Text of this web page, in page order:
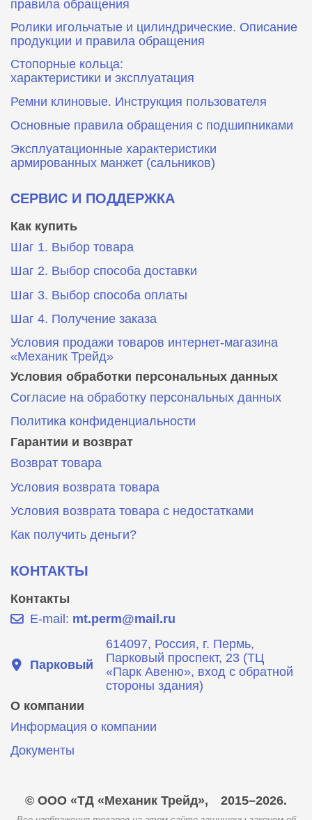
правила обращения
Ролики игольчатые и цилиндрические. Описание
продукции и правила обращения
Стопорные кольца:
характеристики и эксплуатация
Ремни клиновые. Инструкция пользователя
Основные правила обращения с подшипниками
Эксплуатационные характеристики
армированных манжет (сальников)
СЕРВИС И ПОДДЕРЖКА
Как купить
Шаг 1. Выбор товара
Шаг 2. Выбор способа доставки
Шаг 3. Выбор способа оплаты
Шаг 4. Получение заказа
Условия продажи товаров интернет-магазина
«Механик Трейд»
Условия обработки персональных данных
Согласие на обработку персональных данных
Политика конфиденциальности
Гарантии и возврат
Возврат товара
Условия возврата товара
Условия возврата товара с недостатками
Как получить деньги?
КОНТАКТЫ
Контакты
E-mail: mt.perm@mail.ru
Парковый
614097, Россия, г. Пермь,
Парковый проспект, 23 (ТЦ
«Парк Авеню», вход с обратной
стороны здания)
О компании
Информация о компании
Документы
© ООО «ТД «Механик Трейд», 2015–2026.